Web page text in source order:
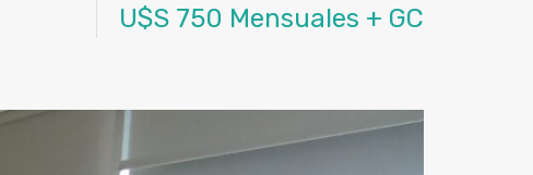
U$S 750 Mensuales + GC